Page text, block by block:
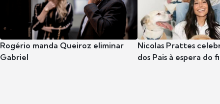
Rogério manda Queiroz eliminar
Gabriel
Nicolas Prattes
dos Pais à espera do